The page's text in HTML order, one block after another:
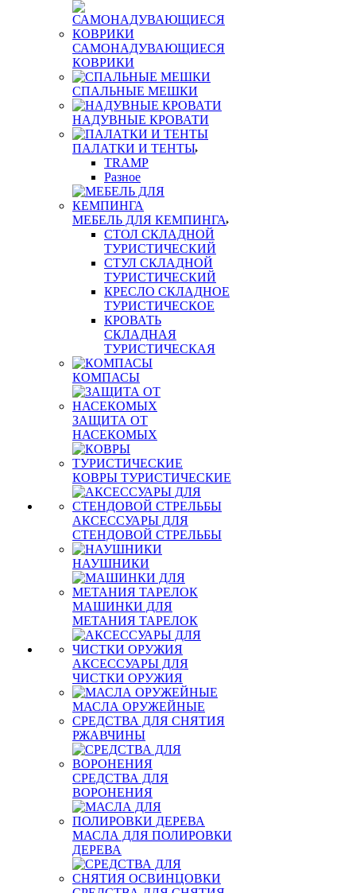
САМОНАДУВАЮЩИЕСЯ
КОВРИКИ
СПАЛЬНЫЕ МЕШКИ
НАДУВНЫЕ КРОВАТИ
ПАЛАТКИ И ТЕНТЫ
TRAMP
Разное
МЕБЕЛЬ ДЛЯ КЕМПИНГА
СТОЛ СКЛАДНОЙ
ТУРИСТИЧЕСКИЙ
СТУЛ СКЛАДНОЙ
ТУРИСТИЧЕСКИЙ
КРЕСЛО СКЛАДНОЕ
ТУРИСТИЧЕСКОЕ
КРОВАТЬ
СКЛАДНАЯ
ТУРИСТИЧЕСКАЯ
КОМПАСЫ
ЗАЩИТА ОТ
НАСЕКОМЫХ
КОВРЫ ТУРИСТИЧЕСКИЕ
АКСЕССУАРЫ ДЛЯ
СТЕНДОВОЙ СТРЕЛЬБЫ
НАУШНИКИ
МАШИНКИ ДЛЯ
МЕТАНИЯ ТАРЕЛОК
АКСЕССУАРЫ ДЛЯ
ЧИСТКИ ОРУЖИЯ
МАСЛА ОРУЖЕЙНЫЕ
СРЕДСТВА ДЛЯ СНЯТИЯ
РЖАВЧИНЫ
СРЕДСТВА ДЛЯ
ВОРОНЕНИЯ
МАСЛА ДЛЯ ПОЛИРОВКИ
ДЕРЕВА